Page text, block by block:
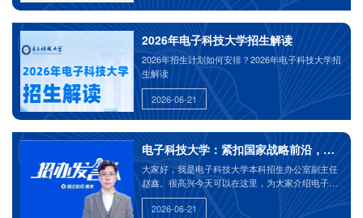
2026年电子科技大学招生解读
2026年招生计划如何安排？2026年电子科技大学招
生解读
2026-06-21
电子科技大学：紧扣国家战略前沿，立足
大家好，我是电子科技大学本科招生办公室副主任
赵鑫。很高兴今天可以在这里，为大家介绍电子科
技大学，解读电子科技大学2026年的招生政策。
2026-06-21